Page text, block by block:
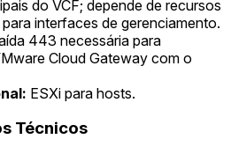
do VCF; depende de recursos
interfaces de gerenciamento.
443 necessária para
Cloud Gateway com o
ESXi para hosts.
Técnicos